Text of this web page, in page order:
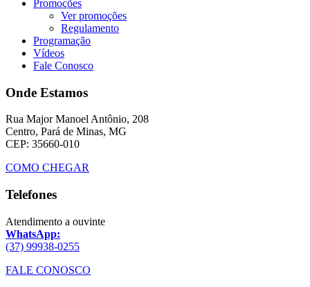
Promoções
Ver promoções
Regulamento
Programação
Vídeos
Fale Conosco
Onde Estamos
Rua Major Manoel Antônio, 208
Centro, Pará de Minas, MG
CEP: 35660-010
COMO CHEGAR
Telefones
Atendimento a ouvinte
WhatsApp:
(37) 99938-0255
FALE CONOSCO